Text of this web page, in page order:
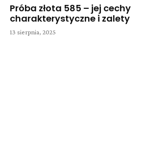
Próba złota 585 – jej cechy
charakterystyczne i zalety
13 sierpnia, 2025